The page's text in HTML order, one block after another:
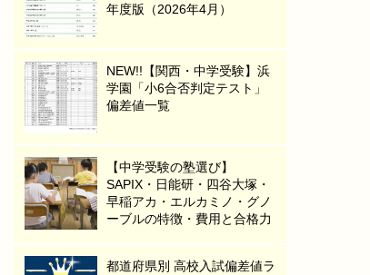
年度版（2026年4月）
NEW!!【関西・中学受験】浜
学園「小6合否判定テスト」
偏差値一覧
【中学受験の塾選び】
SAPIX・日能研・四谷大塚・
早稲アカ・エルカミノ・グノ
ーブルの特徴・費用と合格力
都道府県別 高校入試偏差値ラ